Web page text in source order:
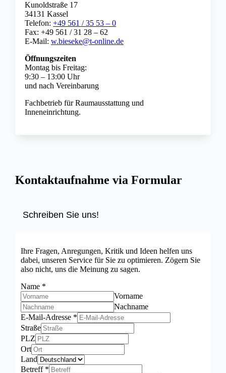
Kunoldstraße 17
34131 Kassel
Telefon:+49 561 / 35 53 – 0
Fax: +49 561 / 31 28 – 62
E-Mail:w.bieseke@t-online.de
Öffnungszeiten
Montag bis Freitag:
9:30 – 13:00 Uhr
und nach Vereinbarung
Fachbetrieb für Raumausstattung und
Inneneinrichtung.
Kontaktaufnahme via Formular
Schreiben Sie uns!
Ihre Fragen, Anregungen, Kritik und Ideen helfen uns
dabei, unseren Service für Sie zu optimieren. Zögern Sie
also nicht, uns die Meinung zu sagen.
Name *
Vorname
Nachname
E-Mail-Adresse *
Straße
PLZ
Ort
Land
Betreff *